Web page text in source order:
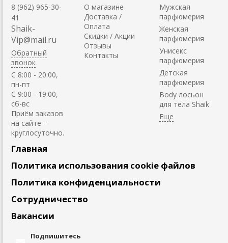
8 (962) 965-30-
41
Shaik-
Vip@mail.ru
Обратный
звонок
C 8:00 - 20:00,
пн-пт
С 9:00 - 19:00,
сб-вс
Приём заказов
на сайте -
круглосуточно.
О магазине
Доставка /
Оплата
Скидки / Акции
Отзывы
Контакты
Мужская
парфюмерия
Женская
парфюмерия
Унисекс
парфюмерия
Детская
парфюмерия
Body лосьон
для тела Shaik
Главная
Политика использования cookie файлов
Политика конфиденциальности
Сотрудничество
Вакансии
Подпишитесь